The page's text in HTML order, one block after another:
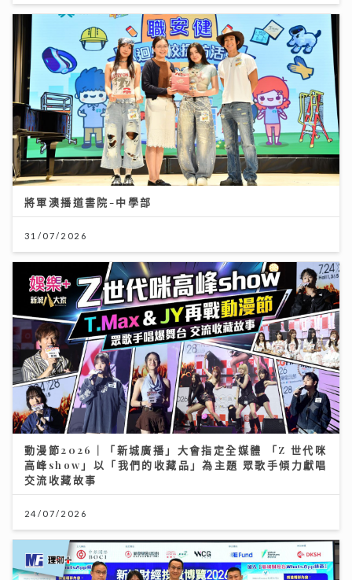
將軍澳播道書院-中學部
31/07/2026
動漫節2026｜「新城廣播」大會指定全媒體 「Z 世代咪
高峰show」以「我們的收藏品」為主題 眾歌手傾力獻唱
交流收藏故事
24/07/2026